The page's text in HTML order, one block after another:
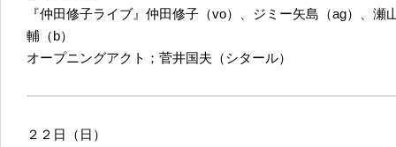
『仲田修子ライブ』仲田修子（vo）、ジミー矢島（ag）、
輔（b）
オープニングアクト；菅井国夫（シタール）
２２日（日）